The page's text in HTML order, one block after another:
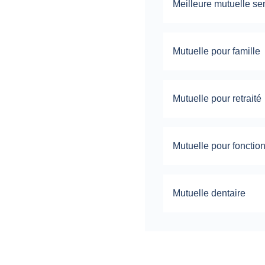
Meilleure mutuelle
Mutuelle pour famille
Mutuelle pour retraité
Mutuelle pour
Mutuelle dentaire